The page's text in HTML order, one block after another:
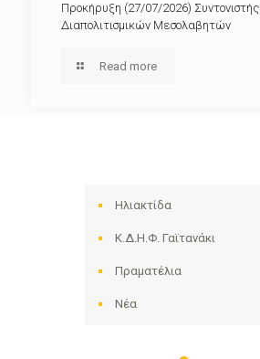
Προκήρυξη (27/07/2026) Συντονιστής
Διαπολιτισμικών Μεσολαβητών
Read more
Ηλιακτίδα
Κ.Δ.Η.Φ. Γαϊτανάκι
Πραματέλια
Νέα